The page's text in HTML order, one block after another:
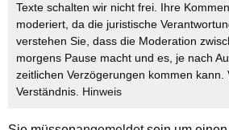
Texte schalten wir nicht frei. Ihre
moderiert, da die juristische
verstehen Sie, dass die Moderation
morgens Pause macht und es, je nach
zeitlichen Verzögerungen kommen kann.
Verständnis. Hinweis